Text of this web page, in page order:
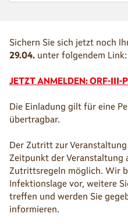
Sichern Sie sich jetzt noch
29.04. unter folgendem Link:
JETZT ANMELDEN: ORF-
Die Einladung gilt für eine
übertragbar.
Der Zutritt zur
Zeitpunkt der Veranstaltung
Zutrittsregeln möglich. Wir
Infektionslage vor, weitere
treffen und werden Sie
informieren.